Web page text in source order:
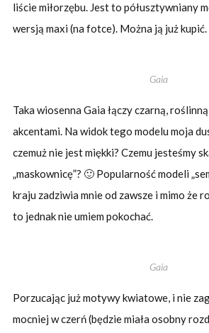
liście miłorzębu. Jest to półusztywniany
wersją maxi (na fotce). Można ją już kupić.
Gaia
Taka wiosenna Gaia łączy czarną,
akcentami. Na widok tego modelu moja
czemuż nie jest miękki? Czemu jesteśmy
„maskownicę”? 🙂 Popularność modeli
kraju zadziwia mnie od zawsze i mimo że
to jednak nie umiem pokochać.
Gaia
Porzucając już motywy kwiatowe, i nie
mocniej w czerń (będzie miała osobny